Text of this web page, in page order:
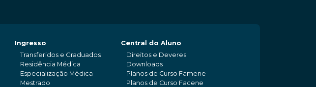
Ingresso
Transferidos e Graduados
Residência Médica
Especialização Médica
Mestrado
Central do Aluno
Direitos e Deveres
Downloads
Planos de Curso Famene
Planos de Curso Facene